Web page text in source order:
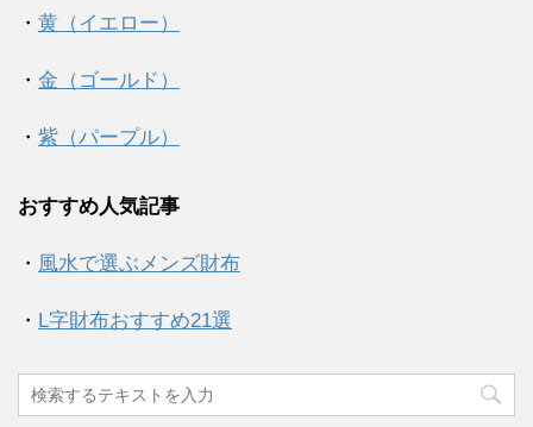
・ 黄（イエロー）
・ 金（ゴールド）
・ 紫（パープル）
おすすめ人気記事
・ 風水で選ぶメンズ財布
・ L字財布おすすめ21選